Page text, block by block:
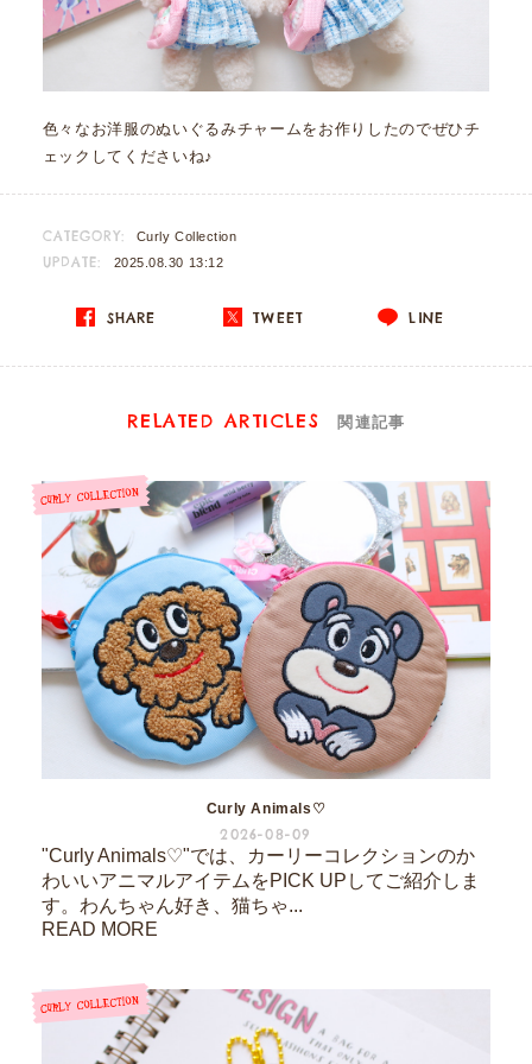
色々なお洋服のぬいぐるみチャームをお作りしたのでぜひチ
ェックしてくださいね♪
CATEGORY: Curly Collection
UPDATE: 2025.08.30 13:12
SHARE TWEET LINE
RELATED ARTICLES 関連記事
Curly Animals♡
2026-08-09
"Curly Animals♡"では、カーリーコレクションのか
わいいアニマルアイテムをPICK UPしてご紹介しま
す。わんちゃん好き、猫ちゃ...
READ MORE